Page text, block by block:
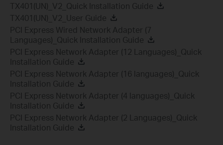
TX401(UN)_V2_Quick Installation Guide
TX401(UN)_V2_User Guide
PCI Express Wired Network Adapter (7
Languages)_Quick Installation Guide
PCI Express Network Adapter (12 Languages)_Quick
Installation Guide
PCI Express Network Adapter (16 languages)_Quick
Installation Guide
PCI Express Network Adapter (4 languages)_Quick
Installation Guide
PCI Express Network Adapter (2 Languages)_Quick
Installation Guide